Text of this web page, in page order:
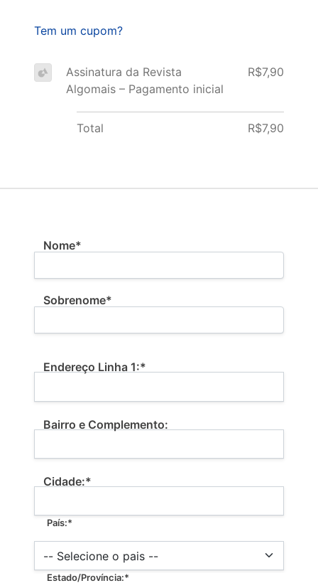
Nome:*
Nome*
Sobrenome*
Billing Address
Endereço Linha 1:*
Bairro e Complemento:
Cidade:*
País:*
Estado/Província:*
Tem um cupom?
Assinatura da Revista
Algomais – Pagamento inicial
R$7,90
Total R$7,90